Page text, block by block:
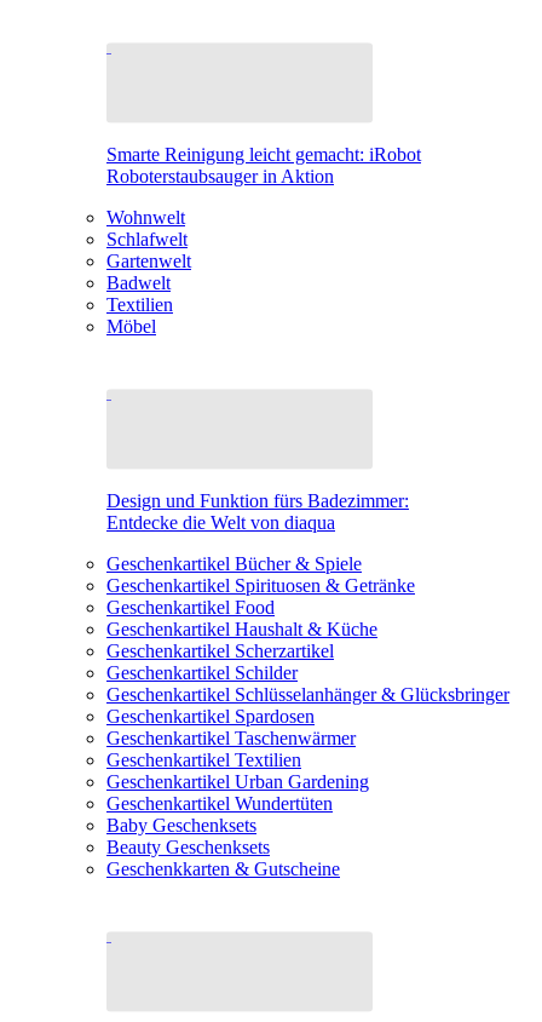
Smarte Reinigung leicht gemacht: iRobot
Roboterstaubsauger in Aktion
Wohnwelt
Schlafwelt
Gartenwelt
Badwelt
Textilien
Möbel
Design und Funktion fürs Badezimmer:
Entdecke die Welt von diaqua
Geschenkartikel Bücher & Spiele
Geschenkartikel Spirituosen & Getränke
Geschenkartikel Food
Geschenkartikel Haushalt & Küche
Geschenkartikel Scherzartikel
Geschenkartikel Schilder
Geschenkartikel Schlüsselanhänger & Glücksbringer
Geschenkartikel Spardosen
Geschenkartikel Taschenwärmer
Geschenkartikel Textilien
Geschenkartikel Urban Gardening
Geschenkartikel Wundertüten
Baby Geschenksets
Beauty Geschenksets
Geschenkkarten & Gutscheine